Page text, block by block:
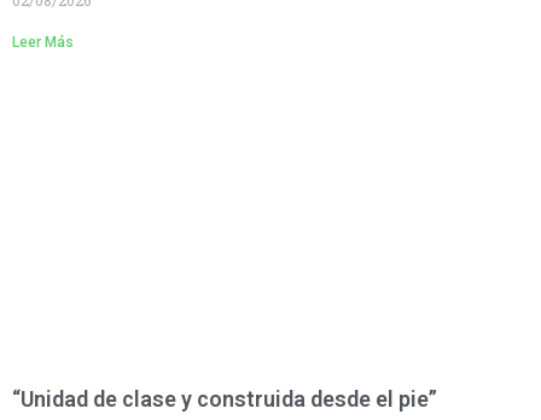
Leer Más
“Unidad de clase y construida desde el pie”